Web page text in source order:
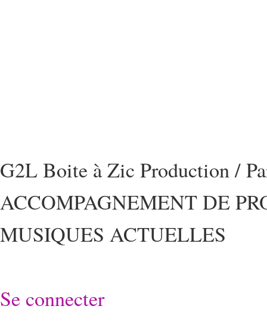
G2L Boite à Zic Production /
ACCOMPAGNEMENT DE
MUSIQUES ACTUELLES
Se connecter